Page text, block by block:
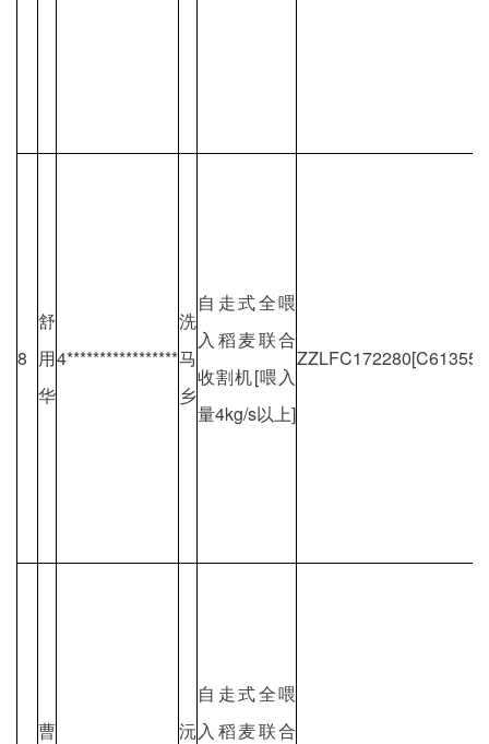
8
舒
用
华
4*****************
洗
马
乡
自走式全喂
入稻麦联合
收割机[喂入
量4kg/s以上]
曹
沅
自走式全喂
入稻麦联合